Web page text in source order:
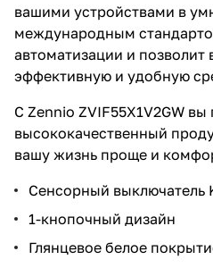
вашими устройствами в
международным
автоматизации и позволит
эффективную и удобную
С Zennio ZVIF55X1V2GW вы
высококачественный
вашу жизнь проще и
Сенсорный выключатель
1-кнопочный дизайн
Глянцевое белое